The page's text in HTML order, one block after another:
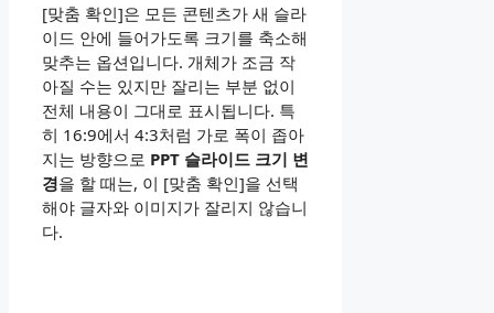
[맞춤 확인]은 모든 콘텐츠가 새 슬라
이드 안에 들어가도록 크기를 축소해
맞추는 옵션입니다. 개체가 조금 작
아질 수는 있지만 잘리는 부분 없이
전체 내용이 그대로 표시됩니다. 특
히 16:9에서 4:3처럼 가로 폭이 좁아
지는 방향으로 PPT 슬라이드 크기 변
경을 할 때는, 이 [맞춤 확인]을 선택
해야 글자와 이미지가 잘리지 않습니
다.